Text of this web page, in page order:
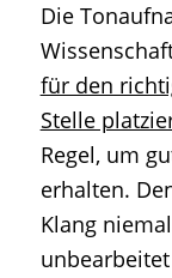
Die
für den
Stelle
Regel, um
erhalten.
Klang